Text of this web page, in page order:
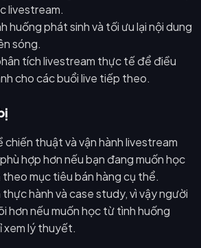
livestream.
huống phát sinh và tối ưu lại nội dung
sóng.
tích livestream thực tế để điều
cho các buổi live tiếp theo.
chiến thuật và vận hành livestream
hợp hơn nếu bạn đang muốn học
theo mục tiêu bán hàng cụ thể.
hành và case study, vì vậy người
hơn nếu muốn học từ tình huống
xem lý thuyết.